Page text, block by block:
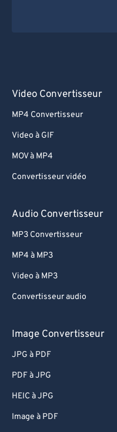
Video Convertisseur
MP4 Convertisseur
Video à GIF
MOV à MP4
Convertisseur vidéo
Audio Convertisseur
MP3 Convertisseur
MP4 à MP3
Video à MP3
Convertisseur audio
Image Convertisseur
JPG à PDF
PDF à JPG
HEIC à JPG
Image à PDF